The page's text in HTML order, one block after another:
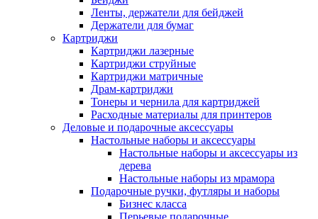
Ленты, держатели для бейджей
Держатели для бумаг
Картриджи
Картриджи лазерные
Картриджи струйные
Картриджи матричные
Драм-картриджи
Тонеры и чернила для картриджей
Расходные материалы для принтеров
Деловые и подарочные аксессуары
Настольные наборы и аксессуары
Настольные наборы и аксессуары из
дерева
Настольные наборы из мрамора
Подарочные ручки, футляры и наборы
Бизнес класса